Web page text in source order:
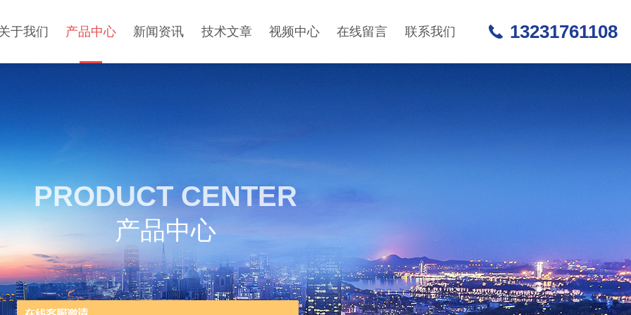
于我们 产品中心 新闻资讯 技术文章 视频中心 在线留言 联系我们 13231761108
PRODUCT CENTER
产品中心